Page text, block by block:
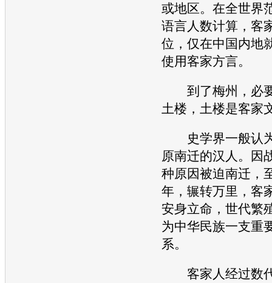
或地区。在全世界
语言人数计算，客
位，仅在中国内地
使用客家方言。
到了梅州，必
土楼，土楼是客家
史学界一般认
原南迁的汉人。因
种原因被迫南迁，
年，辗转万里，客
安身立命，世代繁
为中华民族一支重
系。
客家人经过数